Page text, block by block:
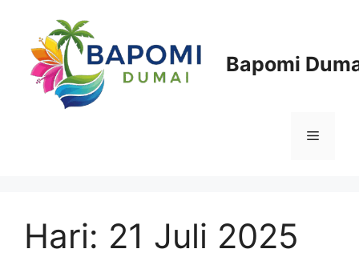
Bapomi
Menu
Hari: 21 Juli 2025